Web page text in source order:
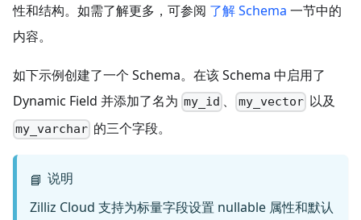
性和结构。如需了解更多，可参阅 了解 Schema 一节中的
内容。
如下示例创建了一个 Schema。在该 Schema 中启用了
Dynamic Field 并添加了名为 my_id 、 my_vector以及
my_varchar 的三个字段。
📘 说明
Zilliz Cloud 支持为标量字段设置 nullable 属性和默认